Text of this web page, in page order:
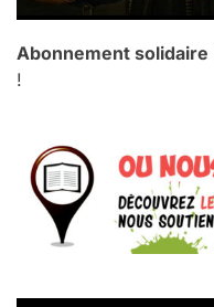
Abonnement solidaire
!